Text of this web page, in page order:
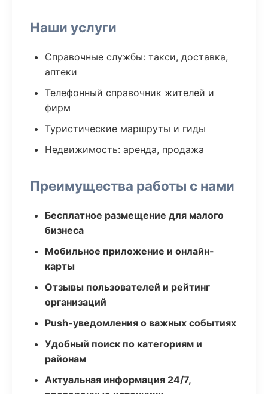
Наши услуги
Справочные службы: такси, доставка,
аптеки
Телефонный справочник жителей и
фирм
Туристические маршруты и гиды
Недвижимость: аренда, продажа
Преимущества работы с нами
Бесплатное размещение для малого
бизнеса
Мобильное приложение и онлайн-
карты
Отзывы пользователей и рейтинг
организаций
Push-уведомления о важных событиях
Удобный поиск по категориям и
районам
Актуальная информация 24/7,